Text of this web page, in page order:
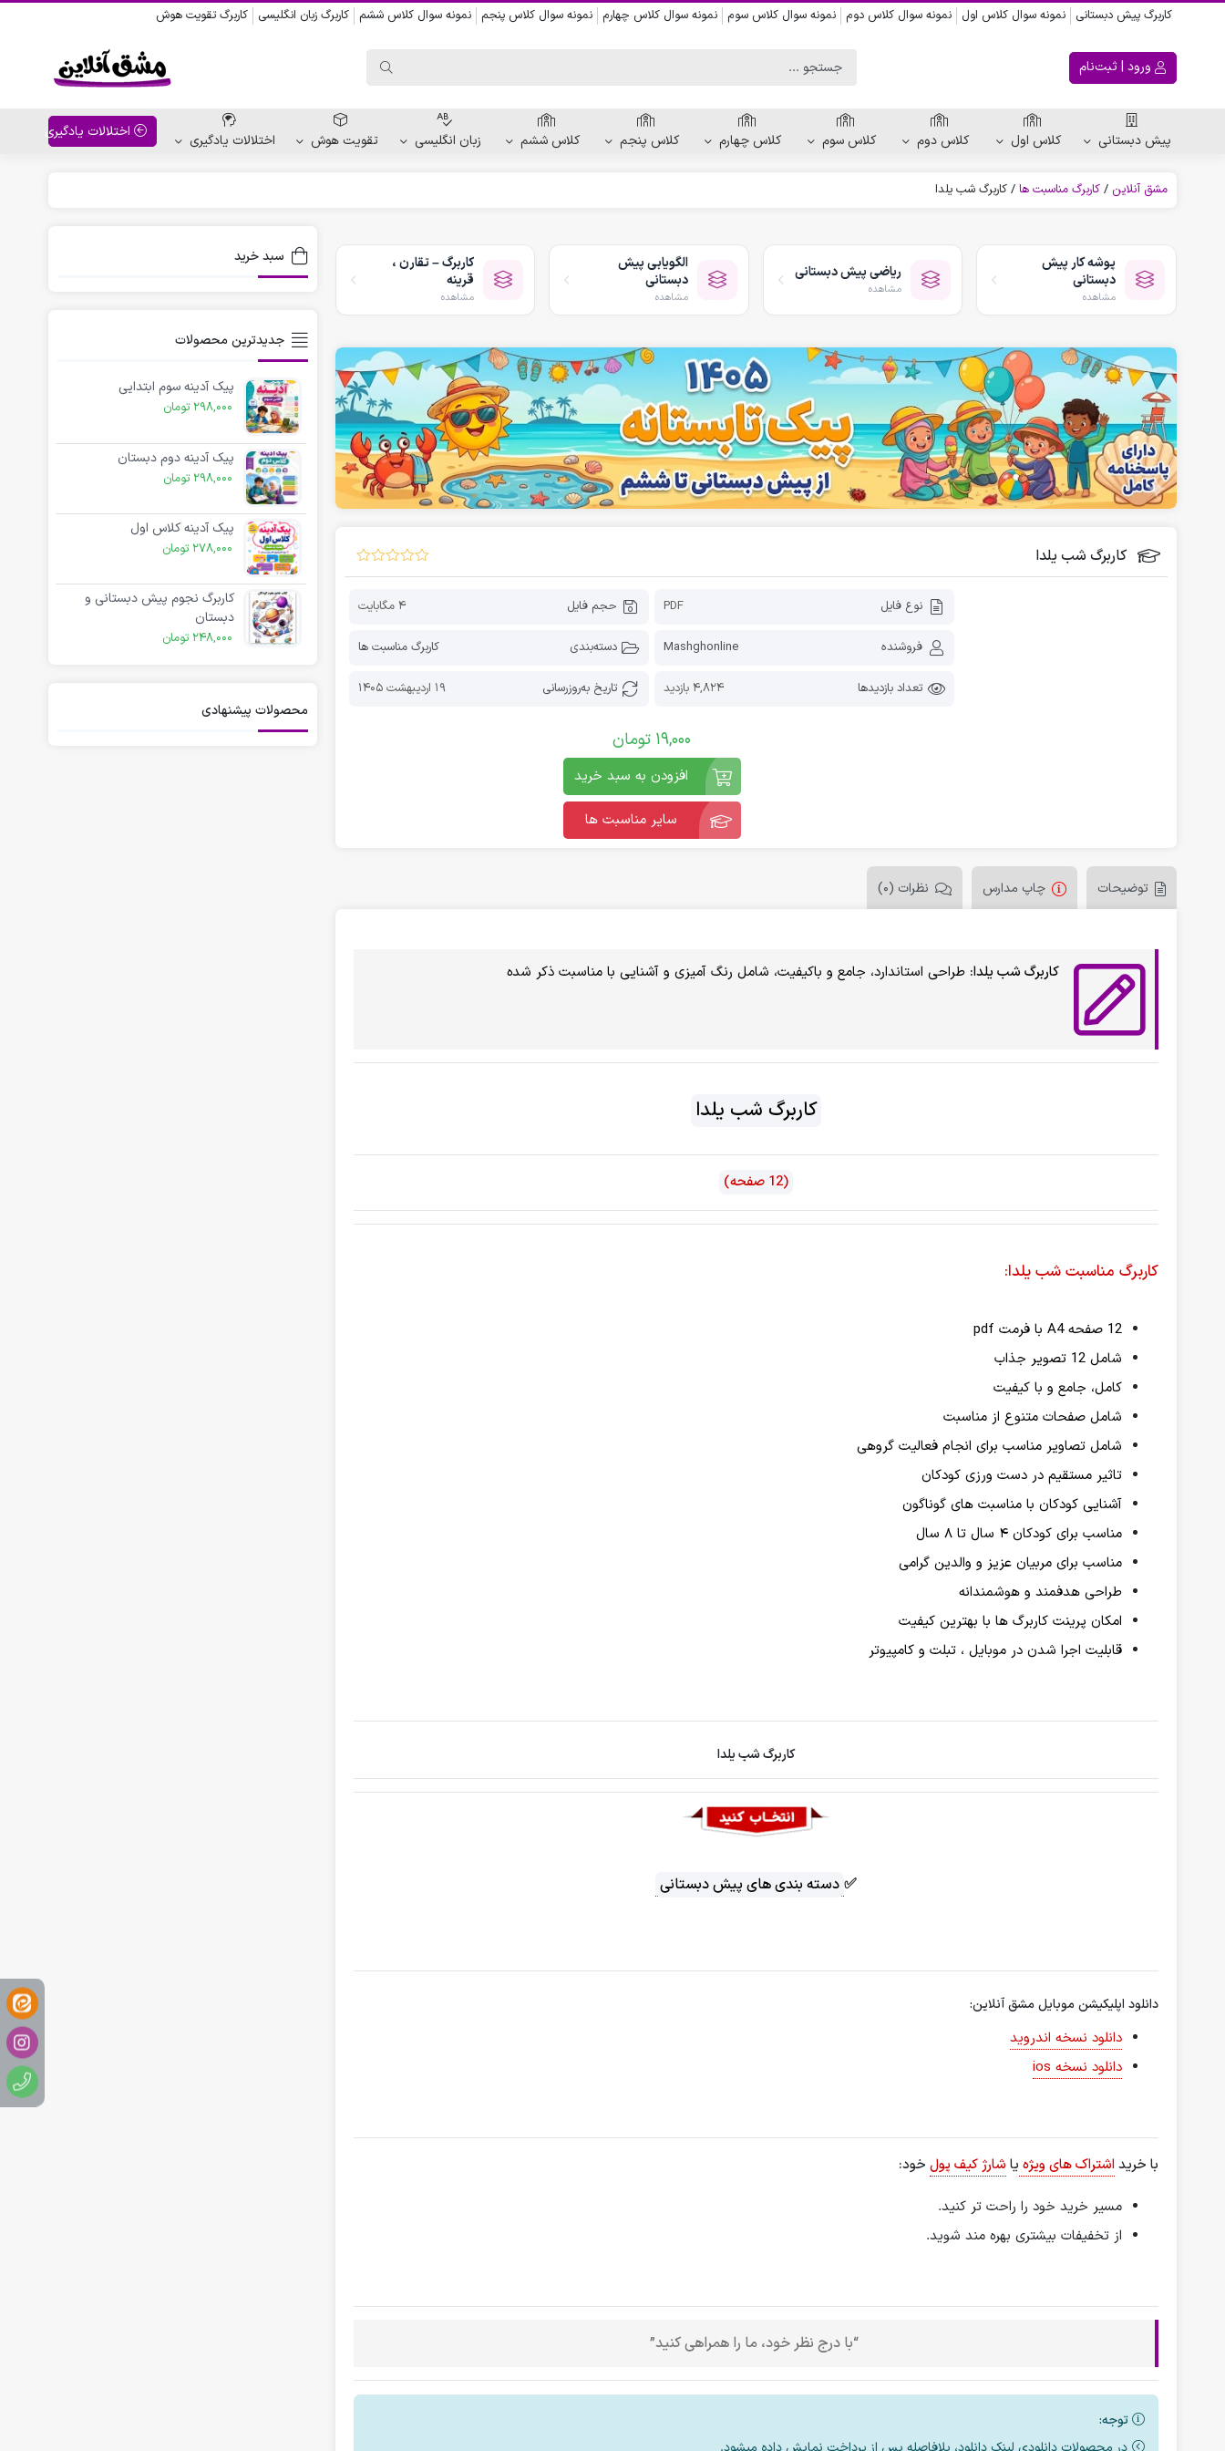
کاربرگ پیش دبستانی نمونه سوال کلاس اول نمونه سوال کلاس دوم نمونه سوال کلاس سوم نمونه سوال کلاس چهارم نمونه سوال کلاس پنجم نمونه سوال کلاس ششم کاربرگ زبان انگلیسی کاربرگ تقویت هوش
ورود | ثبت‌نام
پیش دبستانی
کاربرگ تقارن ، قرینه
الگویابی پیش دبستانی
کاربرگ نقاشی و رنگ آمیزی
کاربرگ پیش از نوشتن
کاربرگ نقطه چین حروف الفبا
کاربرگ نقاشی نشانه ها
کاربرگ مناسبت ها
پکیج های پیش دبستانی
کتاب پیش دبستانی
فلش کارت آموزشی
دانلود رایگان کاربرگ پیش دبستانی
کاربرگ هفتگی پیش دبستانی
کلاس اول کلاس دوم کلاس سوم کلاس چهارم کلاس پنجم کلاس ششم زبان انگلیسی تقویت هوش اختلالات یادگیری اختلالات یادگیری
مشق آنلاین /کاربرگ مناسبت ها /کاربرگ شب یلدا
پوشه کار پیش
دبستانی
مشاهده
ریاضی پیش دبستانی
مشاهده
الگویابی پیش
دبستانی
مشاهده
کاربرگ – تقارن ،
قرینه
مشاهده
کاربرگ شب یلدا
نوع فایل PDF حجم فایل 4 مگابایت
فروشنده Mashghonline دسته‌بندی کاربرگ مناسبت ها
تعداد بازدیدها 4,824 بازدید تاریخ به‌روز‌رسانی 19 اردیبهشت 1405
19,000 تومان
افزودن به سبد خرید
سایر مناسبت ها
توضیحات چاپ مدارس نظرات (0)
کاربرگ شب یلدا: طراحی استاندارد، جامع و باکیفیت، شامل رنگ آمیزی و آشنایی با مناسبت ذکر شده
کاربرگ شب یلدا
(12 صفحه)
کاربرگ مناسبت شب یلدا:
12 صفحه A4 با فرمت pdf
شامل 12 تصویر جذاب
کامل، جامع و با کیفیت
شامل صفحات متنوع از مناسبت
شامل تصاویر مناسب برای انجام فعالیت گروهی
تاثیر مستقیم در دست ورزی کودکان
آشنایی کودکان با مناسبت های گوناگون
مناسب برای کودکان ۴ سال تا ۸ سال
مناسب برای مربیان عزیز و والدین گرامی
طراحی هدفمند و هوشمندانه
امکان پرینت کاربرگ ها با بهترین کیفیت
قابلیت اجرا شدن در موبایل ، تبلت و کامپیوتر
کاربرگ شب یلدا
✅ دسته بندی های پیش دبستانی
دانلود اپلیکیشن موبایل مشق آنلاین:
دانلود نسخه اندروید
دانلود نسخه ios
با خرید اشتراک های ویژه یا شارژ کیف پول خود:
مسیر خرید خود را راحت تر کنید.
از تخفیفات بیشتری بهره مند شوید.
“با درج نظر خود، ما را همراهی کنید”
توجه:
سبد خرید
جدیدترین محصولات
پیک آدینه سوم ابتدایی
298,000 تومان
پیک آدینه دوم دبستان
298,000 تومان
پیک آدینه کلاس اول
278,000 تومان
کاربرگ نجوم پیش دبستانی و
دبستان
248,000 تومان
محصولات پیشنهادی